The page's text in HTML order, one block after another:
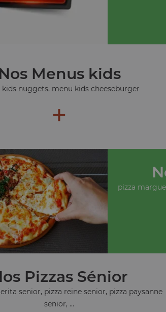
Nos Menus kids
kids nuggets, menu kids cheeseburger
+
pizza
Pizzas Sénior
senior, pizza reine senior, pizza paysanne
senior, ...